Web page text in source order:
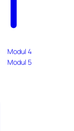
Modul 4
Modul 5